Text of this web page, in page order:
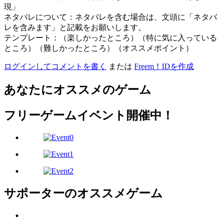
現」
ネタバレについて：ネタバレを含む場合は、文頭に「ネタバ
レを含みます」と記載をお願いします。
テンプレート：（楽しかったところ）（特に気に入っている
ところ）（難しかったところ）（オススメポイント）
ログインしてコメントを書く または Freem！IDを作成
あなたにオススメのゲーム
フリーゲームイベント開催中！
サポーターのオススメゲーム